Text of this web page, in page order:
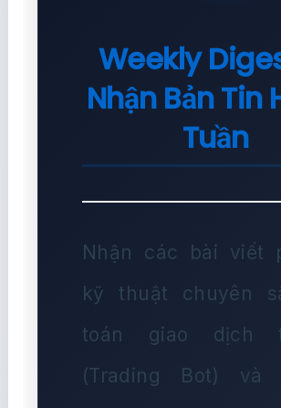
Quản Lý Rủi Ro Cho
Trade: Làm Sao Để
Cháy Tài Khoản?
Weekly